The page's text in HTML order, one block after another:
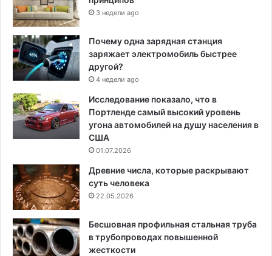
3 недели ago
Почему одна зарядная станция
заряжает электромобиль быстрее
другой?
4 недели ago
Исследование показало, что в
Портленде самый высокий уровень
угона автомобилей на душу населения в
США
01.07.2026
Древние числа, которые раскрывают
суть человека
22.05.2026
Бесшовная профильная стальная труба
в трубопроводах повышенной
жесткости